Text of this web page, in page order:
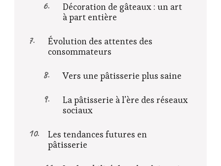
Décoration de gâteaux : un art
à part entière
Évolution des attentes des
consommateurs
Vers une pâtisserie plus saine
La pâtisserie à l’ère des réseaux
sociaux
Les tendances futures en
pâtisserie